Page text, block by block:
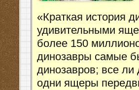
«Краткая история
удивительными
более 150
динозавры самые
динозавров; все
одни ящеры